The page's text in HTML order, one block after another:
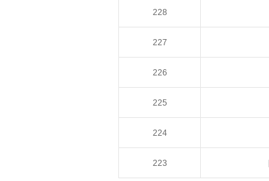
228
227
226
225
224
223